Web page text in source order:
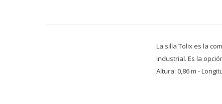
La silla Tolix es la
industrial. Es la
Altura: 0,86 m -